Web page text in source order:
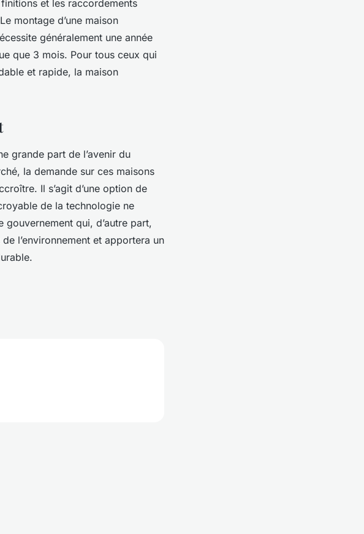
et les raccordements
montage d’une maison
généralement une année
que 3 mois. Pour tous ceux qui
et rapide, la maison
grande part de l’avenir du
la demande sur ces maisons
Il s’agit d’une option de
de la technologie ne
gouvernement qui, d’autre part,
l’environnement et apportera un